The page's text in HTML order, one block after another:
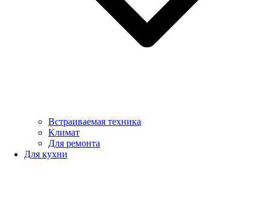
Встраиваемая техника
Климат
Для ремонта
Для кухни